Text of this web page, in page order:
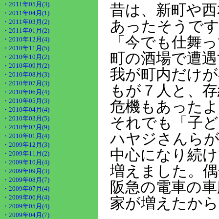
・2011年05月(3)
・2011年04月(1)
・2011年03月(2)
・2011年01月(2)
・2010年12月(4)
・2010年11月(5)
・2010年10月(2)
・2010年09月(2)
・2010年08月(3)
・2010年07月(3)
・2010年06月(4)
・2010年05月(3)
・2010年04月(4)
・2010年03月(5)
・2010年02月(9)
・2010年01月(4)
・2009年12月(3)
・2009年11月(2)
・2009年10月(4)
・2009年09月(3)
・2009年08月(7)
・2009年07月(4)
・2009年06月(4)
・2009年05月(4)
・2009年04月(7)
昔は、新町や
あったそうで
「今でも仕舞
町の酒場で遭
我が町内だけ
もが７人と、
危機もあった
それでも「子
ハヤジさんらが
中心になり続
増えました。
阪急の電車の
家が増えたか